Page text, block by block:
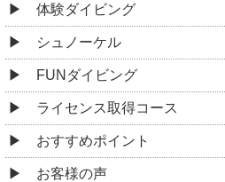
体験ダイビング
シュノーケル
FUNダイビング
ライセンス取得コース
おすすめポイント
お客様の声